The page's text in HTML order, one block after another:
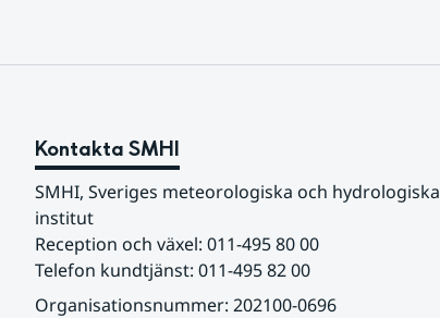
Kontakta SMHI
SMHI, Sveriges meteorologiska och hydrologiska
institut
Reception och växel: 011-495 80 00
Telefon kundtjänst: 011-495 82 00
Organisationsnummer: 202100-0696